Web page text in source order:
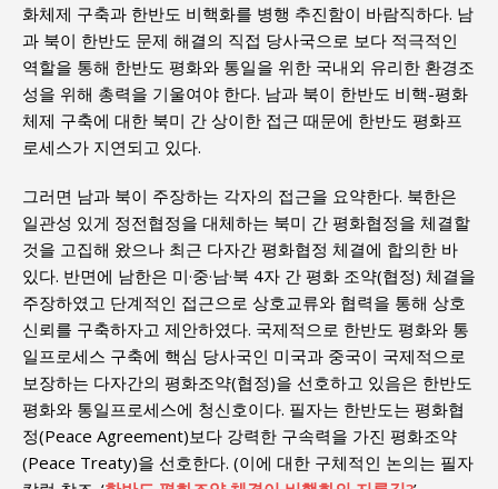
화체제 구축과 한반도 비핵화를 병행 추진함이 바람직하다. 남
과 북이 한반도 문제 해결의 직접 당사국으로 보다 적극적인
역할을 통해 한반도 평화와 통일을 위한 국내외 유리한 환경조
성을 위해 총력을 기울여야 한다. 남과 북이 한반도 비핵-평화
체제 구축에 대한 북미 간 상이한 접근 때문에 한반도 평화프
로세스가 지연되고 있다.
그러면 남과 북이 주장하는 각자의 접근을 요약한다. 북한은
일관성 있게 정전협정을 대체하는 북미 간 평화협정을 체결할
것을 고집해 왔으나 최근 다자간 평화협정 체결에 합의한 바
있다. 반면에 남한은 미·중·남·북 4자 간 평화 조약(협정) 체결을
주장하였고 단계적인 접근으로 상호교류와 협력을 통해 상호
신뢰를 구축하자고 제안하였다. 국제적으로 한반도 평화와 통
일프로세스 구축에 핵심 당사국인 미국과 중국이 국제적으로
보장하는 다자간의 평화조약(협정)을 선호하고 있음은 한반도
평화와 통일프로세스에 청신호이다. 필자는 한반도는 평화협
정(Peace Agreement)보다 강력한 구속력을 가진 평화조약
(Peace Treaty)을 선호한다. (이에 대한 구체적인 논의는 필자